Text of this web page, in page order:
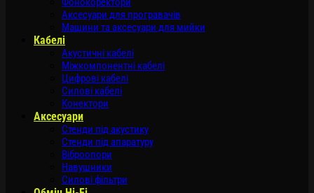
Аксесуари для програвачів
Машини та аксесуари для мийки
Кабелі
Акустичні кабелі
Міжкомпонентні кабелі
Цифрові кабелі
Силові кабелі
Конектори
Аксесуари
Стенди під акустику
Стенди під апаратуру
Віброопори
Навушники
Силові фільтри